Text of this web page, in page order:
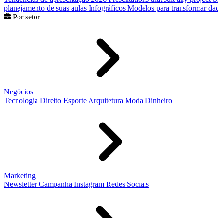
planejamento de suas aulas Infográficos Modelos para transformar
Por setor
Negócios
Tecnologia Direito Esporte Arquitetura Moda Dinheiro
Marketing
Newsletter Campanha Instagram Redes Sociais